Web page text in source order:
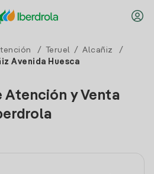
/ Teruel / Alcañiz
/
Avenida Huesca
Atención y Venta